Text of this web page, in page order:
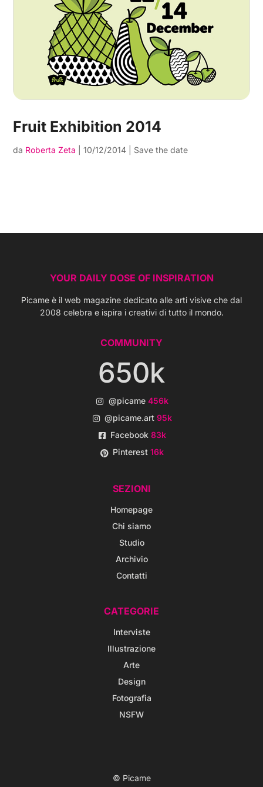
Fruit Exhibition 2014
da Roberta Zeta |10/12/2014 Save the date
YOUR DAILY DOSE OF INSPIRATION
Picame è il web magazine dedicato alle arti visive che dal
2008 celebra e ispira i creativi di tutto il mondo.
COMMUNITY
650k
@picame 456k
@picame.art95k
Facebook83k
Pinterest16k
SEZIONI
Homepage
Chi siamo
Studio
Archivio
Contatti
CATEGORIE
Interviste
Illustrazione
Arte
Design
Fotografia
NSFW
© Picame